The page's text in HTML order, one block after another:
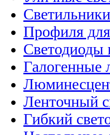
Профиля
Светодиоды
Галогенные
Ленточный
Гибкий